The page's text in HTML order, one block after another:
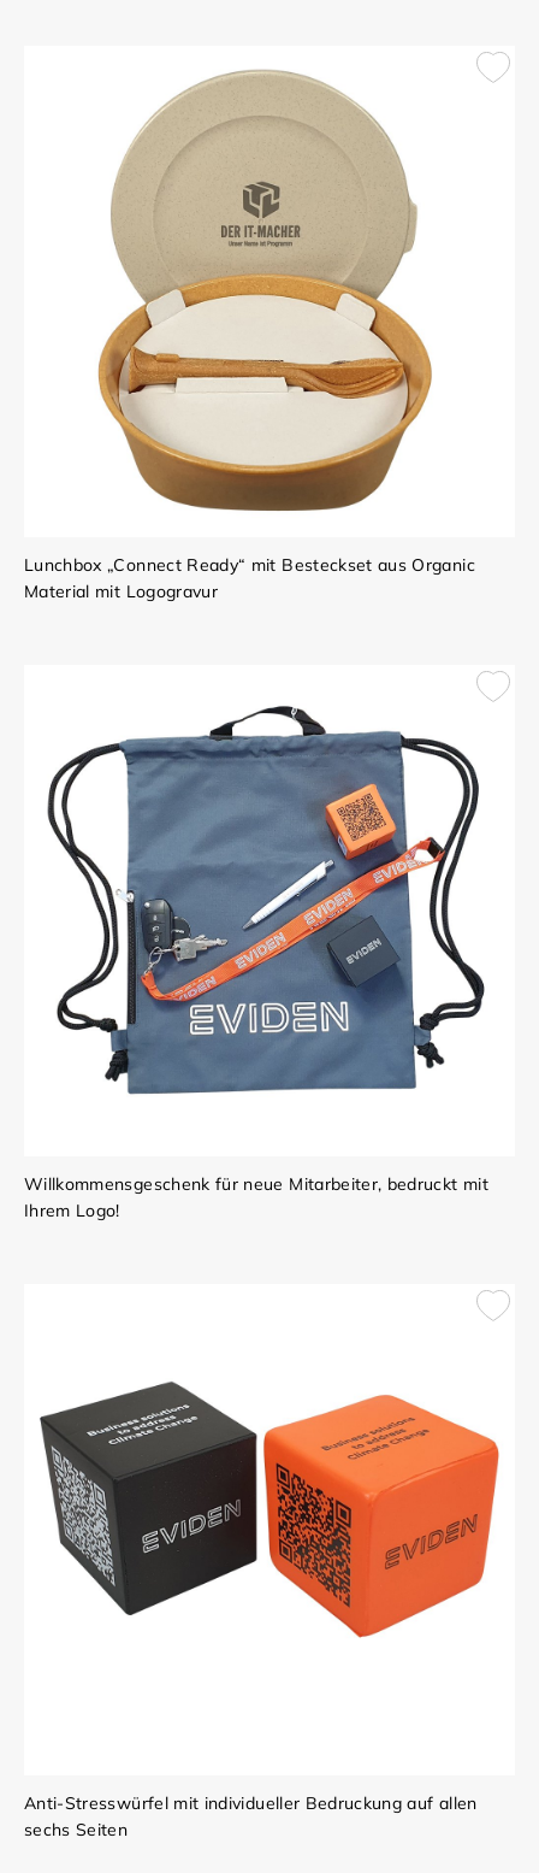
Lunchbox „Connect Ready“ mit Besteckset aus Organic
Material mit Logogravur
Willkommensgeschenk für neue Mitarbeiter, bedruckt mit
Ihrem Logo!
Anti-Stresswürfel mit individueller Bedruckung auf allen
sechs Seiten